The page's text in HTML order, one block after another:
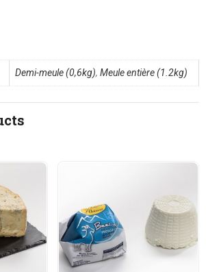
Demi-meule (0,6kg), Meule entière (1.2kg)